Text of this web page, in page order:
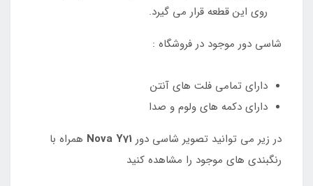
روی این قطعه قرار می گیرد.
شاسی دور موجود در فروشگاه :
دارای تمامی فلت های آنتن
دارای دکمه های ولوم و صدا
در زیر می توانید تصویر شاسی دور Nova Y71 همراه با
رنگبندی های موجود را مشاهده کنید